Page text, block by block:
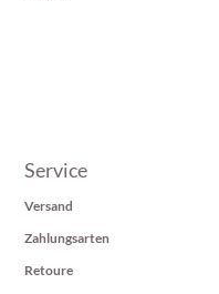
Service
Versand
Zahlungsarten
Retoure